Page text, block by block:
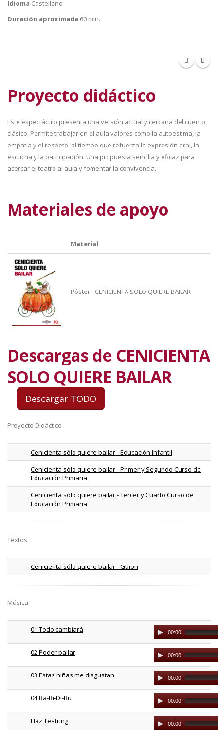
Idioma Castellano
Duración aproximada 60 min.
Proyecto didáctico
Este espectáculo presenta una versión actual y cercana del cuento
clásico. Permite trabajar en el aula valores como la autoestima, la
empatía y el respeto, al tiempo que refuerza la expresión oral, la
escucha y la participación. Una propuesta sencilla y eficaz para
acercar el teatro al aula y fomentar la convivencia.
Materiales de apoyo
Material
Póster - CENICIENTA SOLO QUIERE BAILAR
Descargas de CENICIENTA
SOLO QUIERE BAILAR
Proyecto Didáctico
Cenicienta sólo quiere bailar - Educación Infantil
Cenicienta sólo quiere bailar - Primer y Segundo Curso de
Educación Primaria
Cenicienta sólo quiere bailar - Tercer y Cuarto Curso de
Educación Primaria
Textos
Cenicienta sólo quiere bailar - Guion
Música
01 Todo cambiará
Audio
Player
00:00
02 Poder bailar
Audio
Player
00:00
03 Estas niñas me disgustan
Audio
Player
00:00
04 Ba-Bi-Di-Bu
Audio
Player
00:00
Haz Teatring
Audio00:00